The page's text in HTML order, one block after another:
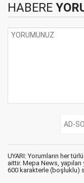
HABERE
UYARI: Yorumların her
aittir. Mepa News,
600 karakterle (boşluklu)